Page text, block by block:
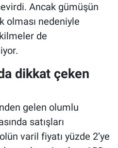
Ancak gümüşün
olması nedeniyle
de
dikkat çeken
gelen olumlu
satışları
varil fiyatı yüzde 2’ye